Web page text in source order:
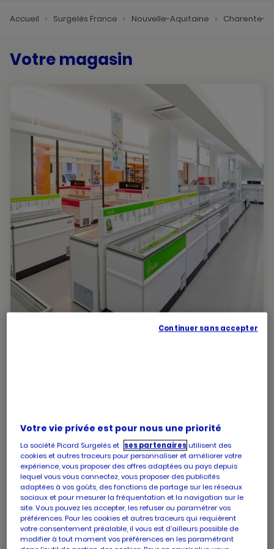
Accueil Surgelés France Nouvelle-Aquitaine Charente-
Votre magasin
+33 5 46 09 53 76numéro
de
téléphone
Les horaires de votre magasin PICARD LAGORD
Horaires
d'ouverture
d'aujourd'hui
Lundi 09:30-19:30
Horaires
d'ouverture
Mardi 09:30-19:30
Horaires
Mercredi 09:30-19:30
Votre vie privée est pour nous une priorité
La société Picard Surgelés et ses partenairesutilisent des
cookies et autres traceurs pour personnaliser et améliorer votre
expérience, vous proposer des offres adaptées au pays depuis
lequel vous vous connectez, vous proposer des publicités
adaptées à vos goûts, des fonctions de partage sur les réseaux
sociaux et pour mesurer la fréquentation et la navigation sur le
site. Vous pouvez les accepter, les refuser ou paramétrer vos
préférences. Pour les cookies et autres traceurs qui requièrent
votre consentement préalable, il vous est d’ailleurs possible de
modifier à tout moment vos préférences en les paramétrant
Continuer sans accepter